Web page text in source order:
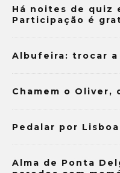
Há noites de quiz
Participação é
Albufeira: trocar
Chamem o
Pedalar por
Alma de Ponta